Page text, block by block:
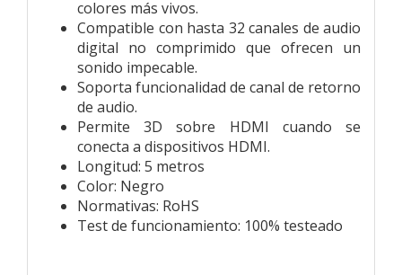
colores más vivos.
Compatible con hasta 32 canales de audio
digital no comprimido que ofrecen un
sonido impecable.
Soporta funcionalidad de canal de retorno
de audio.
Permite 3D sobre HDMI cuando se
conecta a dispositivos HDMI.
Longitud: 5 metros
Color: Negro
Normativas: RoHS
Test de funcionamiento: 100% testeado